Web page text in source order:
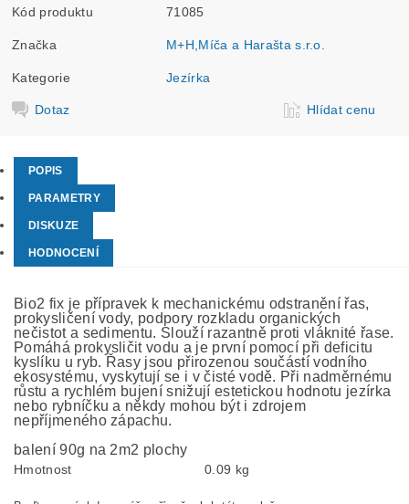
Kód produktu 71085
Značka M+H,Míča a Harašta s.r.o.
Kategorie Jezírka
Dotaz Hlídat cenu
POPIS
PARAMETRY
DISKUZE
HODNOCENÍ
Bio2 fix je přípravek k mechanickému odstranění řas,
prokysličení vody, podpory rozkladu organických
nečistot a sedimentu. Slouží razantně proti vláknité řase.
Pomáhá prokysličit vodu a je první pomocí při deficitu
kyslíku u ryb. Řasy jsou přirozenou součástí vodního
ekosystému, vyskytují se i v čisté vodě. Při nadměrnému
růstu a rychlém bujení snižují estetickou hodnotu jezírka
nebo rybníčku a někdy mohou být i zdrojem
nepříjmeného zápachu.
balení 90g na 2m2 plochy
Hmotnost 0.09 kg